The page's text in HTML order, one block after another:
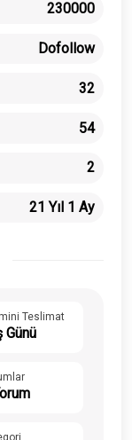
230000
Dofollow
32
54
2
21 Yıl 1 Ay
Teslimat
Günü